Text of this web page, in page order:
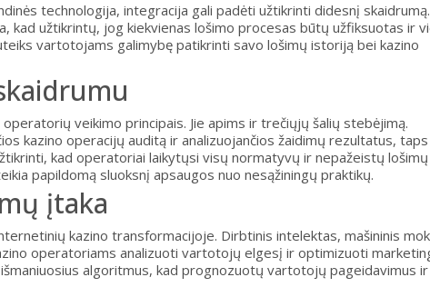
technologija, integracija gali padėti užtikrinti didesnį skaidrumą.
kad užtikrintų, jog kiekvienas lošimo procesas būtų užfiksuotas ir
vartotojams galimybę patikrinti savo lošimų istoriją bei kazino
veikimo principais. Jie apims ir trečiųjų šalių stebėjimą.
kazino operacijų auditą ir analizuojančios žaidimų rezultatus, taps
kad operatoriai laikytųsi visų normatyvų ir nepažeistų lošimų
papildomą sluoksnį apsaugos nuo nesąžiningų praktikų.
įtaka
kazino transformacijoje. Dirbtinis intelektas, mašininis
operatoriams analizuoti vartotojų elgesį ir optimizuoti
algoritmus, kad prognozuotų vartotojų pageidavimus ir